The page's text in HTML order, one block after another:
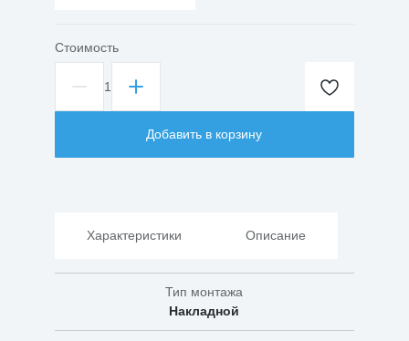
Стоимость
Количество
товара
1000
1
Добавить в корзину
Характеристики Описание
Тип монтажа
Накладной